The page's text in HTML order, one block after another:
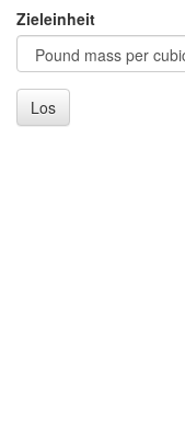
Zieleinheit
Los